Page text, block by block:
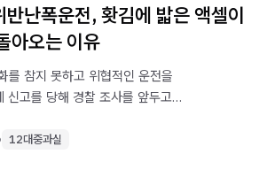
난폭운전, 홧김에 밟은 액셀이
아오는 이유
를 참지 못하고 위협적인 운전을
신고를 당해 경찰 조사를 앞두고
접수되어 당황하시는 분들이 정말
12대중과실